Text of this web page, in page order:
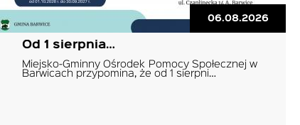
06.08.2026
Od 1 sierpnia…
Miejsko-Gminny Ośrodek Pomocy Społecznej w
Barwicach przypomina, że od 1 sierpni…